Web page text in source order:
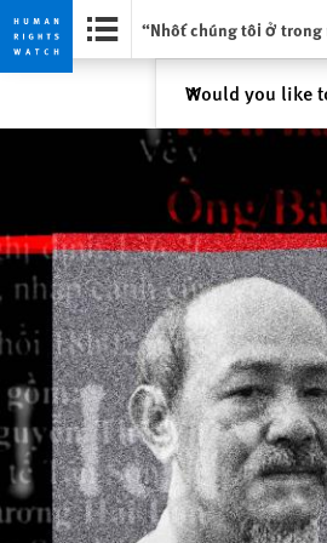
Skip
cookie
Skip
main
“Nhốt chúng tôi ở trong
Would you like
✕Close